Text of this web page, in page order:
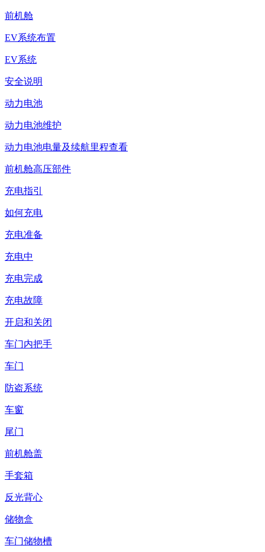
前机舱
EV系统布置
EV系统
安全说明
动力电池
动力电池维护
动力电池电量及续航里程查看
前机舱高压部件
充电指引
如何充电
充电准备
充电中
充电完成
充电故障
开启和关闭
车门内把手
车门
防盗系统
车窗
尾门
前机舱盖
手套箱
反光背心
储物盒
车门储物槽